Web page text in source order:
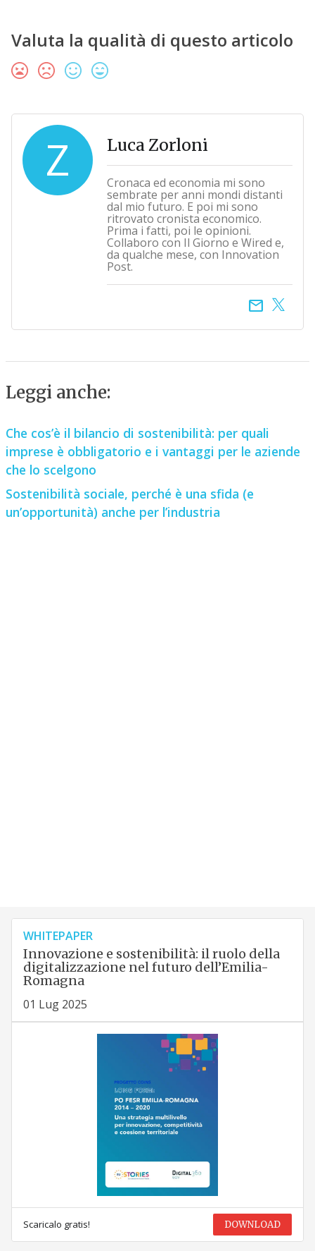
Valuta la qualità di questo articolo
Z Luca Zorloni
Cronaca ed economia mi sono
sembrate per anni mondi distanti
dal mio futuro. E poi mi sono
ritrovato cronista economico.
Prima i fatti, poi le opinioni.
Collaboro con Il Giorno e Wired e,
da qualche mese, con Innovation
Post.
email
Leggi anche:
Che cos’è il bilancio di sostenibilità: per quali
imprese è obbligatorio e i vantaggi per le aziende
che lo scelgono
Sostenibilità sociale, perché è una sfida (e
un’opportunità) anche per l’industria
WHITEPAPER
Innovazione e sostenibilità: il ruolo della
digitalizzazione nel futuro dell’Emilia-
Romagna
01 Lug 2025
Scaricalo gratis! DOWNLOAD